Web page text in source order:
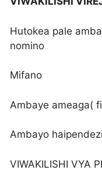
Hutokea pale
nomino
Mifano
Ambaye ameaga(
Ambayo
VIWAKILISHI VYA